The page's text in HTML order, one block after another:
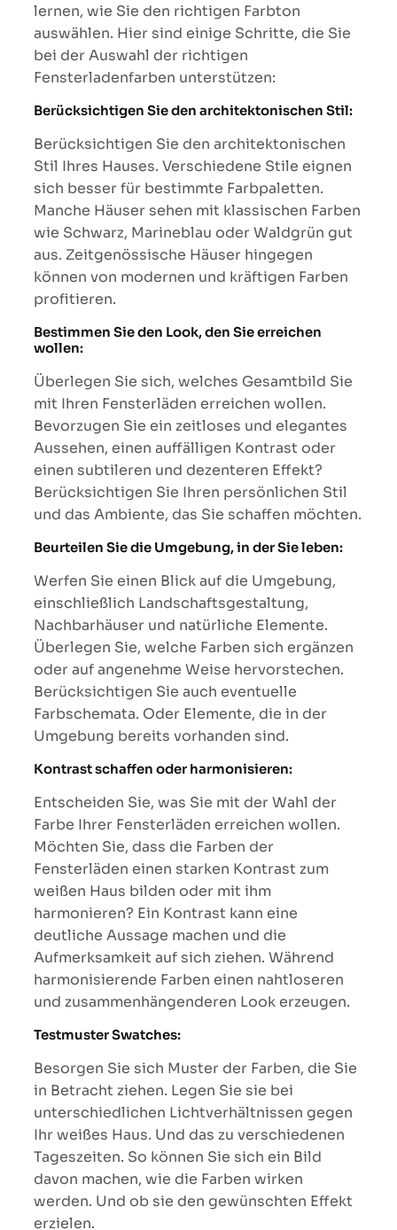
lernen, wie Sie den richtigen Farbton
auswählen. Hier sind einige Schritte, die Sie
bei der Auswahl der richtigen
Fensterladenfarben unterstützen:
Berücksichtigen Sie den architektonischen Stil:
Berücksichtigen Sie den architektonischen
Stil Ihres Hauses. Verschiedene Stile eignen
sich besser für bestimmte Farbpaletten.
Manche Häuser sehen mit klassischen Farben
wie Schwarz, Marineblau oder Waldgrün gut
aus. Zeitgenössische Häuser hingegen
können von modernen und kräftigen Farben
profitieren.
Bestimmen Sie den Look, den Sie erreichen
wollen:
Überlegen Sie sich, welches Gesamtbild Sie
mit Ihren Fensterläden erreichen wollen.
Bevorzugen Sie ein zeitloses und elegantes
Aussehen, einen auffälligen Kontrast oder
einen subtileren und dezenteren Effekt?
Berücksichtigen Sie Ihren persönlichen Stil
und das Ambiente, das Sie schaffen möchten.
Beurteilen Sie die Umgebung, in der Sie leben:
Werfen Sie einen Blick auf die Umgebung,
einschließlich Landschaftsgestaltung,
Nachbarhäuser und natürliche Elemente.
Überlegen Sie, welche Farben sich ergänzen
oder auf angenehme Weise hervorstechen.
Berücksichtigen Sie auch eventuelle
Farbschemata. Oder Elemente, die in der
Umgebung bereits vorhanden sind.
Kontrast schaffen oder harmonisieren:
Entscheiden Sie, was Sie mit der Wahl der
Farbe Ihrer Fensterläden erreichen wollen.
Möchten Sie, dass die Farben der
Fensterläden einen starken Kontrast zum
weißen Haus bilden oder mit ihm
harmonieren? Ein Kontrast kann eine
deutliche Aussage machen und die
Aufmerksamkeit auf sich ziehen. Während
harmonisierende Farben einen nahtloseren
und zusammenhängenderen Look erzeugen.
Testmuster Swatches:
Besorgen Sie sich Muster der Farben, die Sie
in Betracht ziehen. Legen Sie sie bei
unterschiedlichen Lichtverhältnissen gegen
Ihr weißes Haus. Und das zu verschiedenen
Tageszeiten. So können Sie sich ein Bild
davon machen, wie die Farben wirken
werden. Und ob sie den gewünschten Effekt
erzielen.